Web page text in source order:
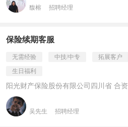
馥榕 招聘经理
保险续期客服
无需经验 中技/中专 拓展客户
生日福利
阳光财产保险股份有限公司四川省 合资
吴先生 招聘经理